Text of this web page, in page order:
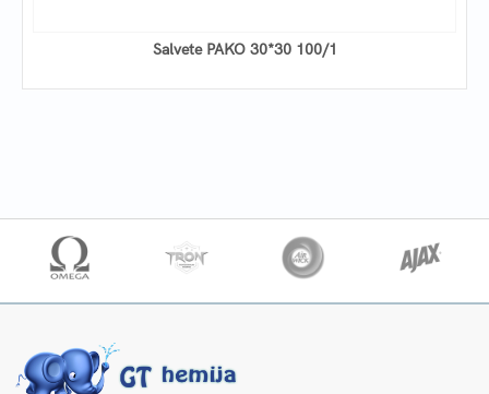
Salvete PAKO 30*30 100/1